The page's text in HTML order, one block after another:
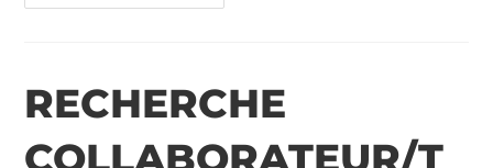
RECHERCHE
COLLABORATEUR/T